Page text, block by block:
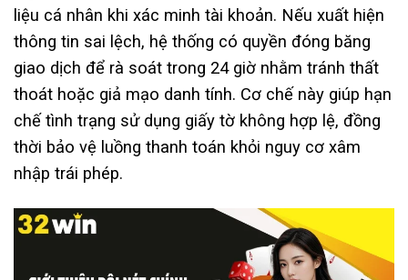
liệu cá nhân khi xác minh tài khoản. Nếu xuất hiện
thông tin sai lệch, hệ thống có quyền đóng băng
giao dịch để rà soát trong 24 giờ nhằm tránh thất
thoát hoặc giả mạo danh tính. Cơ chế này giúp hạn
chế tình trạng sử dụng giấy tờ không hợp lệ, đồng
thời bảo vệ luồng thanh toán khỏi nguy cơ xâm
nhập trái phép.